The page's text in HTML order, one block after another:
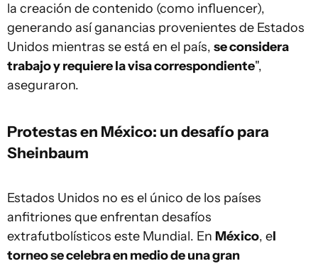
la creación de contenido (como influencer),
generando así ganancias provenientes de Estados
Unidos mientras se está en el país, se considera
trabajo y requiere la visa correspondiente",
aseguraron.
Protestas en México: un desafío para
Sheinbaum
Estados Unidos no es el único de los países
anfitriones que enfrentan desafíos
extrafutbolísticos este Mundial. En México, el
torneo se celebra en medio de una gran